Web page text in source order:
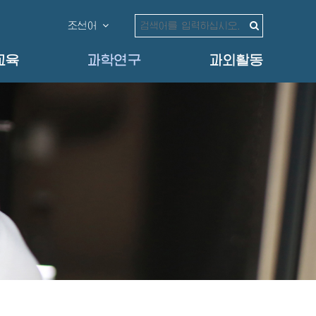
조선어
육 과학연구 과외활동